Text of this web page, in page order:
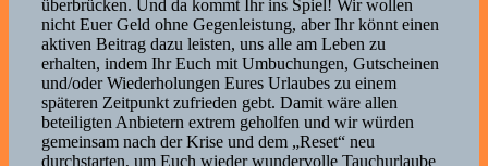
überbrücken. Und da kommt Ihr ins Spiel! Wir wollen
nicht Euer Geld ohne Gegenleistung, aber Ihr könnt einen
aktiven Beitrag dazu leisten, uns alle am Leben zu
erhalten, indem Ihr Euch mit Umbuchungen, Gutscheinen
und/oder Wiederholungen Eures Urlaubes zu einem
späteren Zeitpunkt zufrieden gebt. Damit wäre allen
beteiligten Anbietern extrem geholfen und wir würden
gemeinsam nach der Krise und dem „Reset“ neu
durchstarten, um Euch wieder wundervolle Tauchurlaube